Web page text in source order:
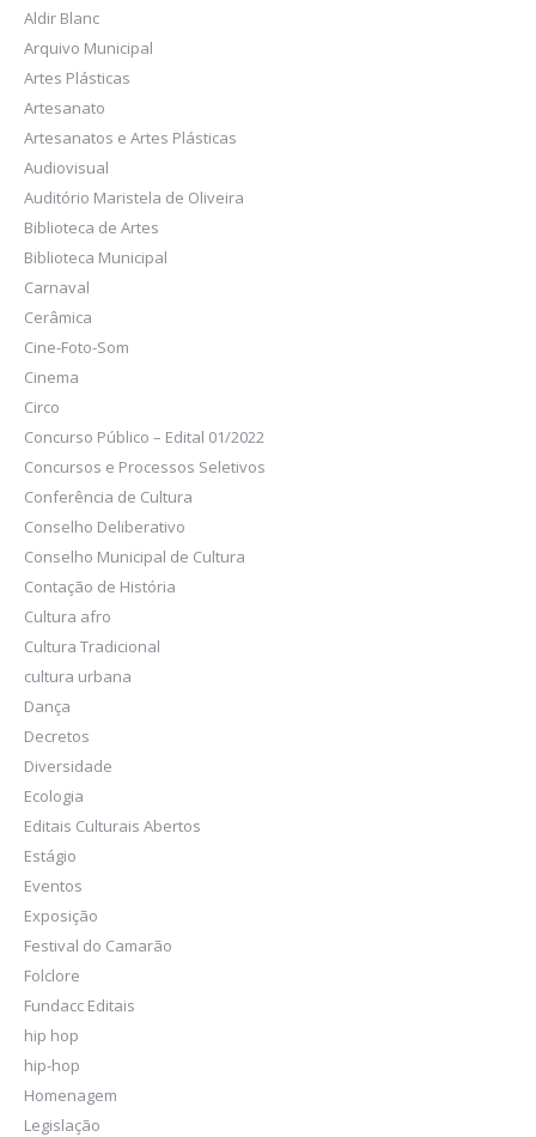
Aldir Blanc
Arquivo Municipal
Artes Plásticas
Artesanato
Artesanatos e Artes Plásticas
Audiovisual
Auditório Maristela de Oliveira
Biblioteca de Artes
Biblioteca Municipal
Carnaval
Cerâmica
Cine-Foto-Som
Cinema
Circo
Concurso Público – Edital 01/2022
Concursos e Processos Seletivos
Conferência de Cultura
Conselho Deliberativo
Conselho Municipal de Cultura
Contação de História
Cultura afro
Cultura Tradicional
cultura urbana
Dança
Decretos
Diversidade
Ecologia
Editais Culturais Abertos
Estágio
Eventos
Exposição
Festival do Camarão
Folclore
Fundacc Editais
hip hop
hip-hop
Homenagem
Legislação